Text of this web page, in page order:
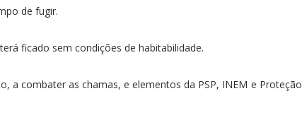
de fugir.
ficado sem condições de habitabilidade.
a combater as chamas, e elementos da PSP, INEM e Proteção